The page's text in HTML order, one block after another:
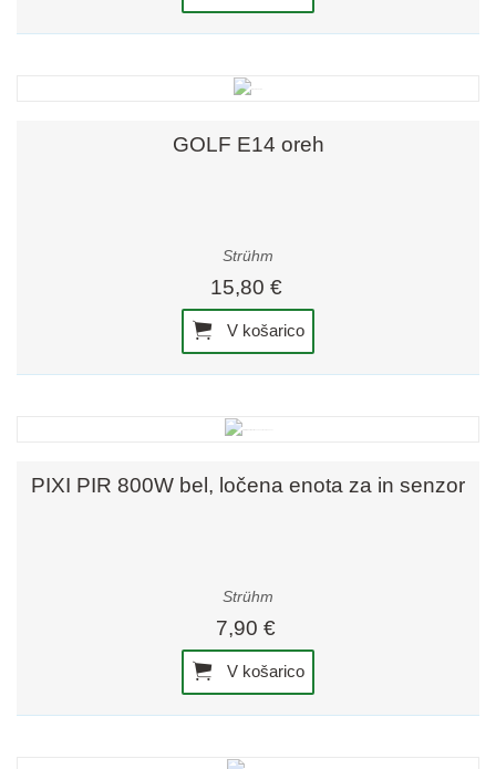
GOLF E14 oreh
Strühm
15,80 €
V košarico
PIXI PIR 800W bel, ločena enota za in senzor
Strühm
7,90 €
V košarico